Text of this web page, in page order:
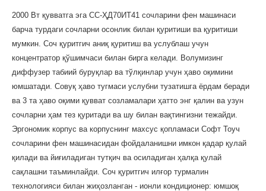
2000 Вт қувватга эга СC-ҲД70ИТ41 сочларини фен машинаси
барча турдаги сочларни осонлик билан қуритиши ва қуритиши
мумкин. Соч қуритгич аниқ қуритиш ва услублаш учун
концентратор қўшимчаси билан бирга келади. Волумизинг
диффузер табиий буруқлар ва тўлқинлар учун ҳаво оқимини
юмшатади. Совуқ ҳаво тугмаси услубни тузатишга ёрдам беради
ва 3 та ҳаво оқими қувват созламалари ҳатто энг қалин ва узун
сочларни ҳам тез қуритади ва шу билан вақтингизни тежайди.
Эргономик корпус ва корпуснинг махсус қопламаси Софт Тоуч
сочларини фен машинасидан фойдаланишни имкон қадар қулай
қилади ва йиғиладиган тутқич ва осиладиган ҳалқа қулай
сақлашни таъминлайди. Соч қуритгич илғор турмалин
технологияси билан жиҳозланган - ионли кондиционер: юмшоқ